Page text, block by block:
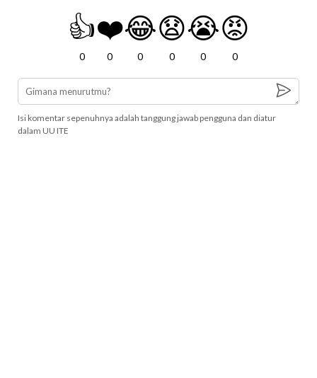
👍
0
❤️
0
😂
0
😧
0
😭
0
😡
0
Isi komentar sepenuhnya adalah tanggung jawab pengguna dan diatur
dalam UU ITE